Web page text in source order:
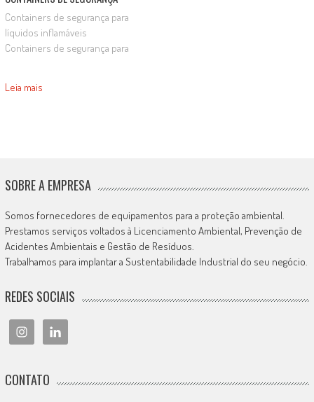
Containers de segurança para
líquidos inflamáveis
Containers de segurança para
Leia mais
SOBRE A EMPRESA
Somos fornecedores de equipamentos para a proteção ambiental.
Prestamos serviços voltados à Licenciamento Ambiental, Prevenção de
Acidentes Ambientais e Gestão de Resíduos.
Trabalhamos para implantar a Sustentabilidade Industrial do seu negócio.
REDES SOCIAIS
CONTATO